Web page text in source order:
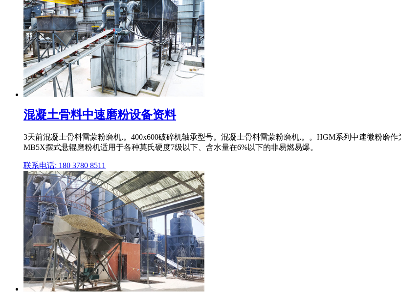
混凝土骨料中速磨粉设备资料
3天前混凝土骨料雷蒙粉磨机,。400x600破碎机轴承型号。混凝土骨料雷蒙粉磨机,。。HGM系列中速微粉磨
MB5X摆式悬辊磨粉机适用于各种莫氏硬度7级以下、含水量在6%以下的非易燃易爆。
联系电话: 180 3780 8511